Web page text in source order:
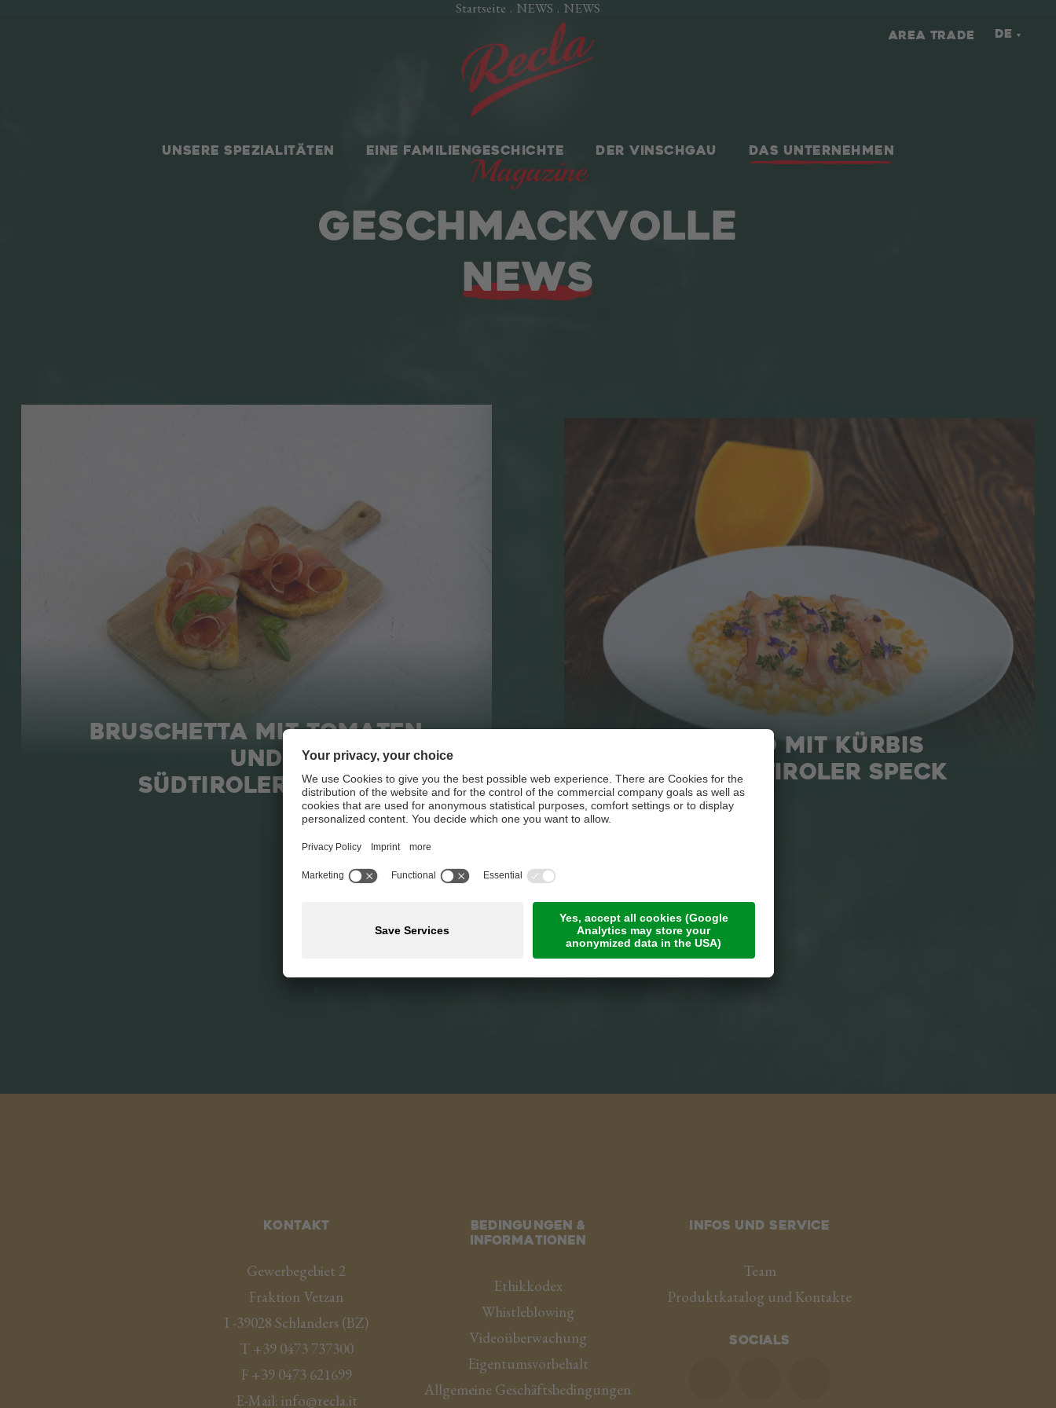
Startseite . NEWS . NEWS
AREA TRADE DE
UNSERE SPEZIALITÄTEN EINE FAMILIENGESCHICHTE DER VINSCHGAU DAS UNTERNEHMEN
Magazine
GESCHMACKVOLLE
NEWS
BRUSCHETTA MIT TOMATEN
UND
SÜDTIROLER SPECK
RISOTTO MIT KÜRBIS
UND SÜDTIROLER SPECK
Alle Artikel anzeigen
Kontakt
Gewerbegebiet 2
Fraktion Vetzan
I -39028 Schlanders (BZ)
T +39 0473 737300
F +39 0473 621699
E-Mail: info@recla.it
Bedingungen &
Informationen
Ethikkodex
Whistleblowing
Videoüberwachung
Eigentumsvorbehalt
Allgemeine Geschäftsbedingungen
Infos und service
Team
Produktkatalog und Kontakte
Socials